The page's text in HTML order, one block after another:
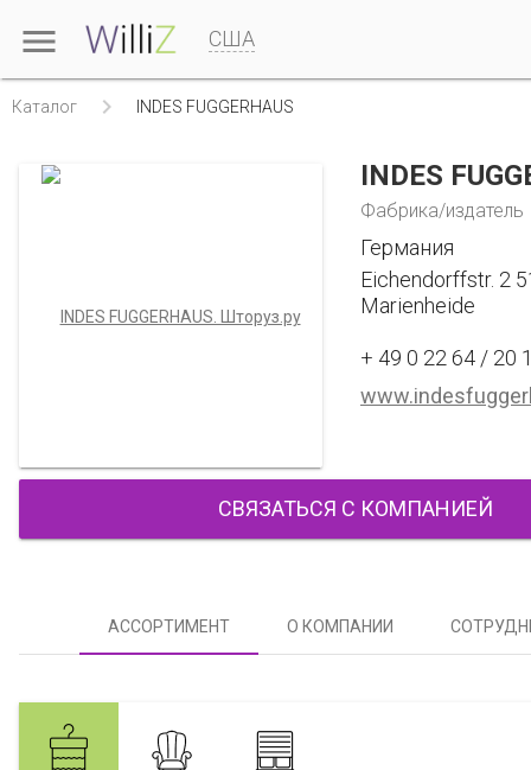
 США
Каталог  INDES FUGGERHAUS
INDES
Фабрика/издатель
Германия
Eichendorffstr. 2
Marienheide
+ 49 0 22 64 / 20
СВЯЗАТЬСЯ С КОМПАНИЕЙ
АССОРТИМЕНТ О КОМПАНИИ